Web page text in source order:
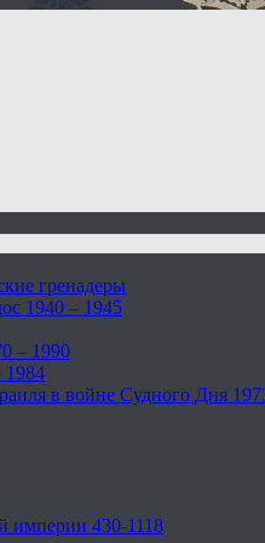
гренадеры
1940 – 1945
– 1990
в войне Судного Дня
империи 430-1118